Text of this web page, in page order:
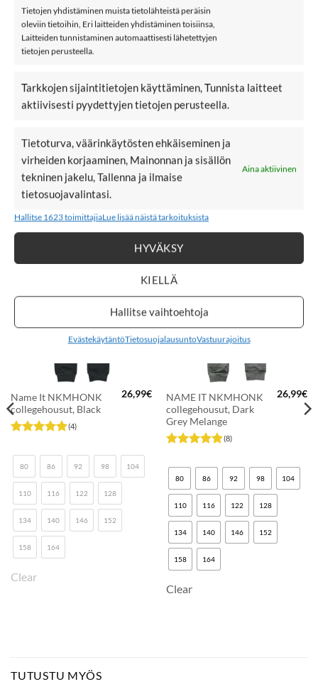
Tietojen yhdistäminen muista tietolähteistä peräisin
oleviin tietoihin, Eri laitteiden yhdistäminen toisiinsa,
Laitteiden tunnistaminen automaattisesti lähetettyjen
tietojen perusteella.
Tarkkojen sijaintitietojen käyttäminen, Tunnista laitteet
aktiivisesti pyydettyjen tietojen perusteella.
Tietoturva, väärinkäytösten ehkäiseminen ja
virheiden korjaaminen, Mainonnan ja sisällön
tekninen jakelu, Tallenna ja ilmaise
tietosuojavalintasi.
Aina aktiivinen
Hallitse 1623 toimittajiaLue lisää näistä tarkoituksista
HYVÄKSY
KIELLÄ
Hallitse vaihtoehtoja
EvästekäytäntöTietosuojalausuntoVastuurajoitus
NAME IT NKFNAKUK
collegehousut, Wild
Ginger
134 140 146 152
158
Clear
NAME IT NMFNALAS
collegehousut, Iron
Gate
86 92 98
Name It NKMHONK
collegehousut, Black
tuotteesta:5
/ 5
(4)
26,99€
80 86 92 98 104
110 116 122 128
134 140 146 152
158 164
Clear
NAME IT NKMHONK
collegehousut, Dark
Grey Melange
tuotteesta:
4.88 / 5
(8)
26,99€
80 86 92 98 104
110 116 122 128
134 140 146 152
158 164
Clear
TUTUSTU MYÖS